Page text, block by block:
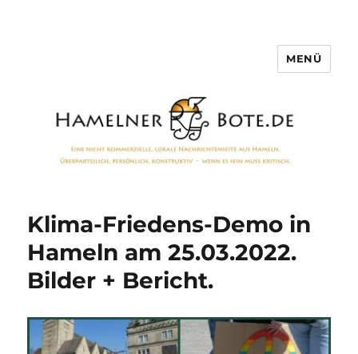
MENÜ
Klima-Friedens-Demo in
Hameln am 25.03.2022.
Bilder + Bericht.